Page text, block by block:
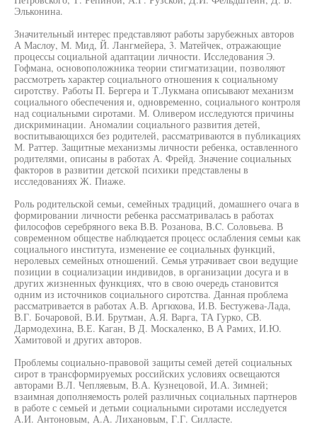
Эльконина.
Значительный интерес представляют работы зарубежных авторов
А Маслоу, М. Мид, Й. Лангмейера, 3. Матейчек, отражающие
процессы социальной адаптации личности. Исследования Э.
Гофмана, основоположника теории стигматизации, позволяют
рассмотреть характер социального отношения к социальному
сиротству. Работы П. Бергера и Т.Лукмана описывают механизм
социального обеспечения и, одновременно, социального контроля
над социальными сиротами. М. Оливером исследуются причины
дискриминации. Аномалии социального развития детей,
воспитывающихся без родителей, рассматриваются в публикациях
М. Раттер. Защитные механизмы личности ребенка, оставленного
родителями, описаны в работах А. Фрейд. Значение социальных
факторов в развитии детской психики представлены в
исследованиях Ж. Пиаже.
Роль родительской семьи, семейных традиций, домашнего очага в
формировании личности ребенка рассматривалась в работах
философов серебряного века В.В. Розанова, B.C. Соловьева. В
современном обществе наблюдается процесс ослабления семьи как
социального института, изменение ее социальных функций,
неролевых семейных отношений. Семья утрачивает свои ведущие
позиции в социализации индивидов, в организации досуга и в
других жизненных функциях, что в свою очередь становится
одним из источников социального сиротства. Данная проблема
рассматривается в работах А.В. Аргюхова, И.В. Бестужева-Лада,
В.Г. Бочаровой, В.И. Брутман, А.Я. Варга, ТА Гурко, СВ.
Дармодехина, В.Е. Каган, В Д. Москаленко, В А Рамих, И.Ю.
Хамитовой и других авторов.
Проблемы социально-правовой защиты семей детей социальных
сирот в трансформируемых российских условиях освещаются
авторами В.Л. Чепляевым, В.А. Кузнецовой, И.А. Зимней;
взаимная дополняемость ролей различных социальных партнеров
в работе с семьей и детьми социальными сиротами исследуется
А.И. Антоновым, А.А. Лихановым, Г.Г. Силласте.